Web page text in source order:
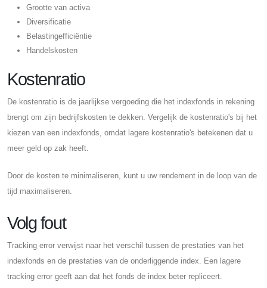
Grootte van activa
Diversificatie
Belastingefficiëntie
Handelskosten
Kostenratio
De kostenratio is de jaarlijkse vergoeding die het indexfonds in rekening
brengt om zijn bedrijfskosten te dekken. Vergelijk de kostenratio's bij het
kiezen van een indexfonds, omdat lagere kostenratio's betekenen dat u
meer geld op zak heeft.
Door de kosten te minimaliseren, kunt u uw rendement in de loop van de
tijd maximaliseren.
Volg fout
Tracking error verwijst naar het verschil tussen de prestaties van het
indexfonds en de prestaties van de onderliggende index. Een lagere
tracking error geeft aan dat het fonds de index beter repliceert.